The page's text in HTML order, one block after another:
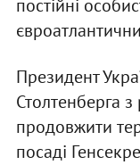
постійні
Президент
Столтенберга
продовжити
посаді